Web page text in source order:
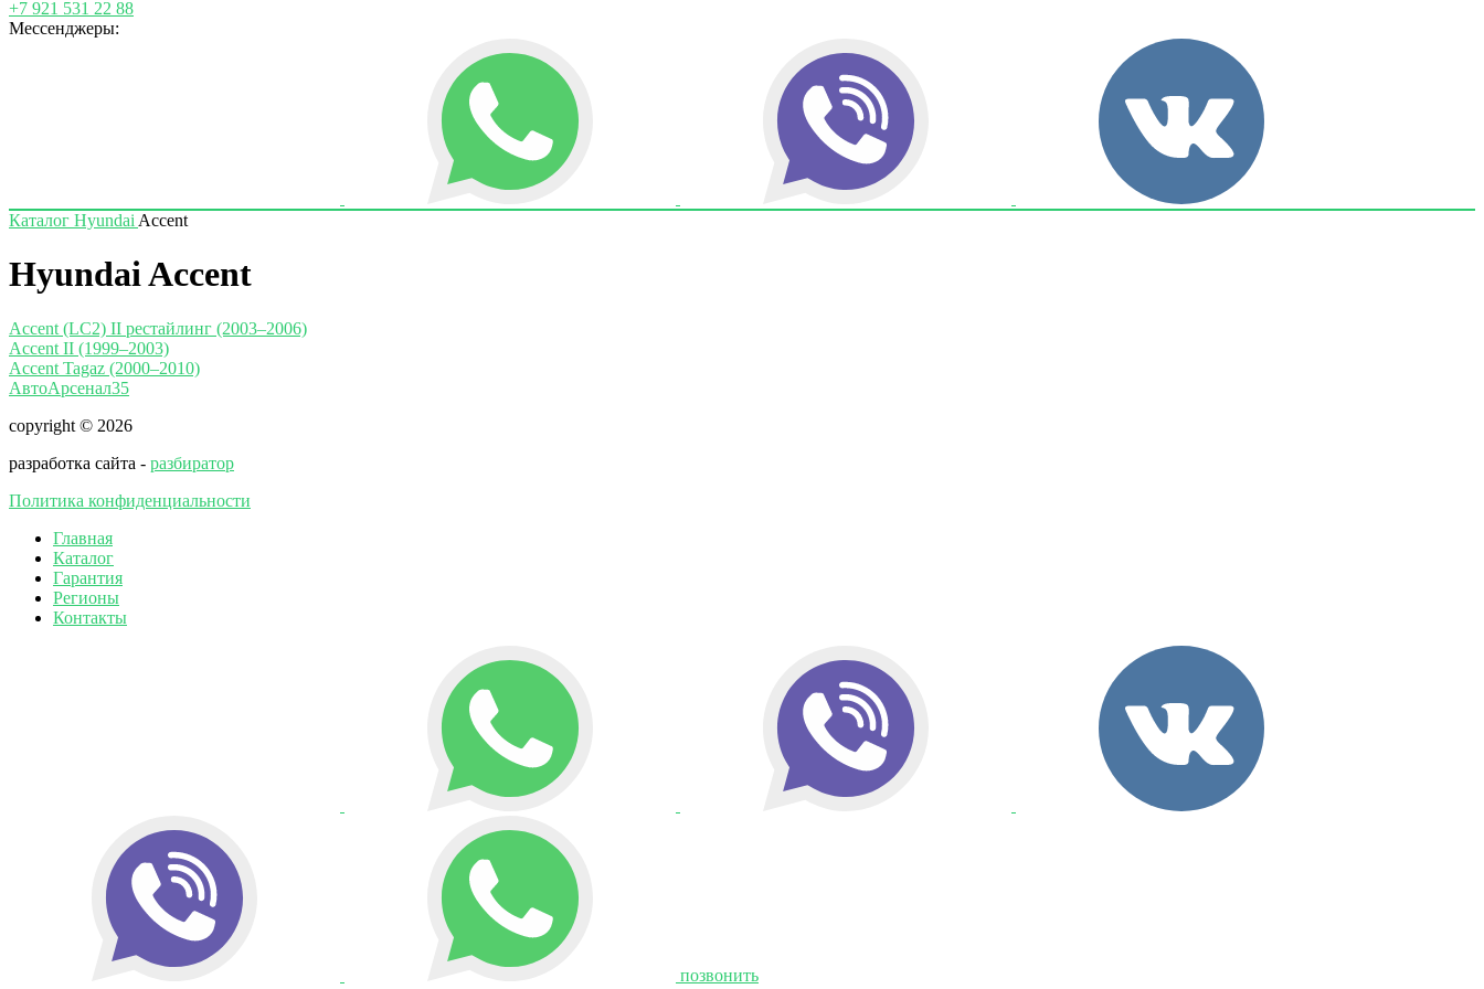
+7 921 531 22 88
Мессенджеры:
Каталог Hyundai Accent
Hyundai Accent
Accent (LC2) II рестайлинг (2003–2006)
Accent II (1999–2003)
Accent Tagaz (2000–2010)
АвтоАрсенал35
copyright © 2026
разработка сайта - разбиратор
Политика конфиденциальности
Главная
Каталог
Гарантия
Регионы
Контакты
позвонить